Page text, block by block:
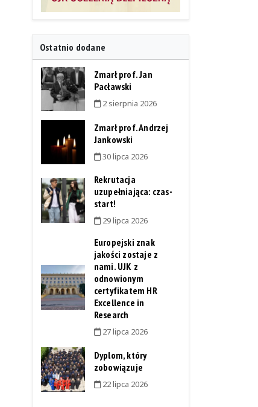
Ostatnio dodane
Zmarł prof. Jan
Pacławski
2 sierpnia 2026
Zmarł prof. Andrzej
Jankowski
30 lipca 2026
Rekrutacja
uzupełniająca: czas-
start!
29 lipca 2026
Europejski znak
jakości zostaje z
nami. UJK z
odnowionym
certyfikatem HR
Excellence in
Research
27 lipca 2026
Dyplom, który
zobowiązuje
22 lipca 2026